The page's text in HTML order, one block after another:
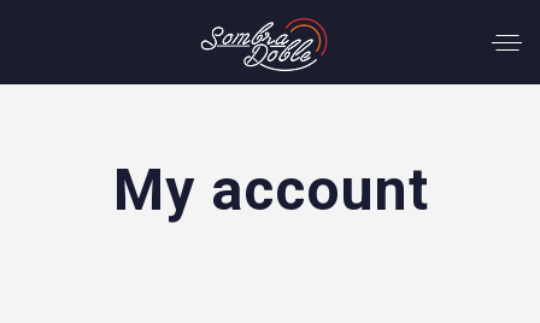
My account